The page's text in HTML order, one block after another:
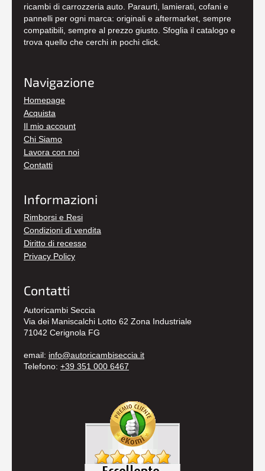
ricambi di carrozzeria auto. Paraurti, lamierati, cofani e
pannelli per ogni marca: originali e aftermarket, sempre
compatibili, sempre al prezzo giusto. Sfoglia il catalogo e
trova quello che cerchi in pochi click.
Navigazione
Homepage
Acquista
Il mio account
Chi Siamo
Lavora con noi
Contatti
Informazioni
Rimborsi e Resi
Condizioni di vendita
Diritto di recesso
Privacy Policy
Contatti
Autoricambi Seccia
Via dei Maniscalchi Lotto 62 Zona Industriale
71042 Cerignola FG
email: info@autoricambiseccia.it
Telefono: +39 351 000 6467